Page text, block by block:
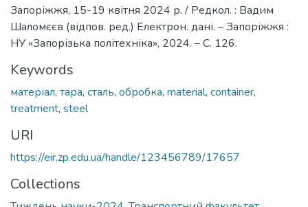
Запоріжжя, 15-19 квітня 2024 р. / Редкол. : Вадим
Шаломєєв (відпов. ред.) Електрон. дані. – Запоріжжя :
НУ «Запорізька політехніка», 2024. – С. 126.
Keywords
матеріал, тара, сталь, обробка, material, container,
treatment, steel
URI
https://eir.zp.edu.ua/handle/123456789/17657
Collections